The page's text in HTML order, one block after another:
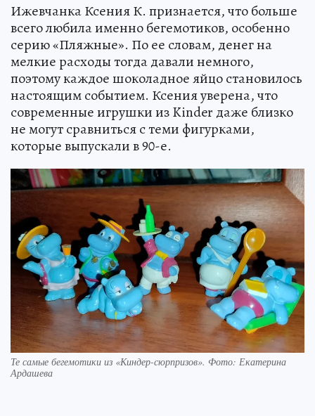
Ижевчанка Ксения К. признается, что больше
всего любила именно бегемотиков, особенно
серию «Пляжные». По ее словам, денег на
мелкие расходы тогда давали немного,
поэтому каждое шоколадное яйцо становилось
настоящим событием. Ксения уверена, что
современные игрушки из Kinder даже близко
не могут сравниться с теми фигурками,
которые выпускали в 90-е.
Те самые бегемотики из «Киндер-сюрпризов». Фото: Екатерина
Ардашева